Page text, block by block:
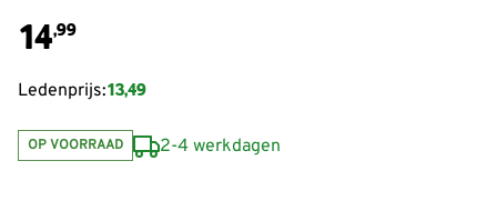
14,99
Ledenprijs:13,49
OP VOORRAAD 2-4 werkdagen